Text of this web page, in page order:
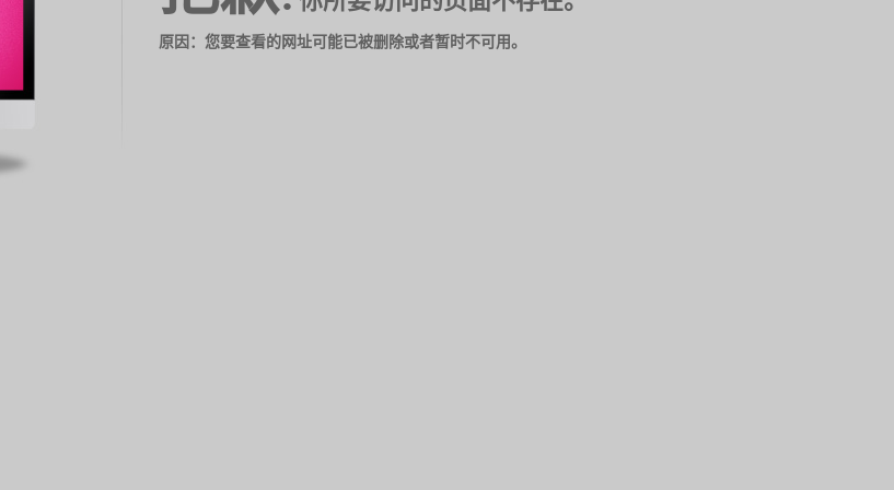
原因：您要查看的网址可能已被删除或者暂时不可用。